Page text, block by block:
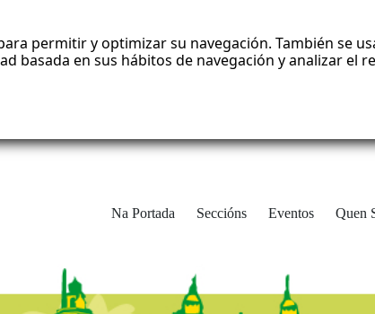
permitir y optimizar su navegación. También se
basada en sus hábitos de navegación y analizar el
Na Portada Seccións Eventos Quen